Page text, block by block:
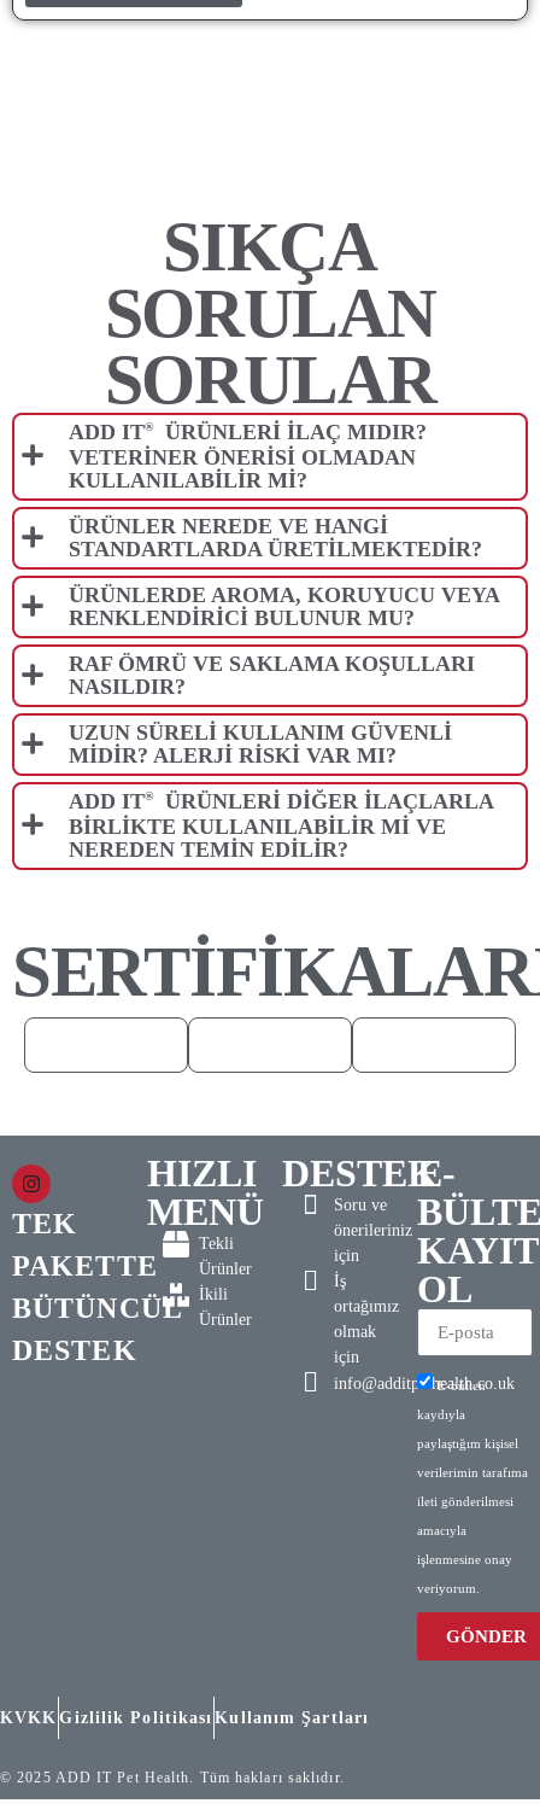
SIKÇA
SORULAN
SORULAR
ADD IT®
ÜRÜNLERI ILAÇ MIDIR?
VETERINER ÖNERISI OLMADAN
KULLANILABILIR MI?
ÜRÜNLER NEREDE VE HANGI
STANDARTLARDA ÜRETILMEKTEDIR?
ÜRÜNLERDE AROMA, KORUYUCU VEYA
RENKLENDIRICI BULUNUR MU?
RAF ÖMRÜ VE SAKLAMA KOŞULLARI
NASILDIR?
UZUN SÜRELI KULLANIM GÜVENLI
MIDIR? ALERJI RISKI VAR MI?
ADD IT®
ÜRÜNLERI DIĞER ILAÇLARLA
BIRLIKTE KULLANILABILIR MI VE
NEREDEN TEMIN EDILIR?
TEK
PAKETTE
BÜTÜNCÜL
DESTEK
HIZLI
MENÜ
Tekli
Ürünler
İkili
Ürünler
DESTEK
Soru ve
önerileriniz
için
İş
ortağımız
olmak
için
info@additpethealth.co.uk
E-
KAYIT
OL
E-bülten
kaydıyla
paylaştığım kişisel
verilerimin tarafıma
ileti gönderilmesi
amacıyla
işlenmesine onay
veriyorum.
GÖNDER
KVKK Gizlilik Politikası Kullanım Şartları
© 2025 ADD IT Pet Health. Tüm hakları saklıdır.